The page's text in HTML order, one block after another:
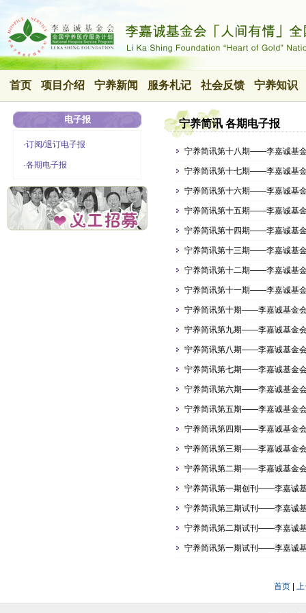
首页 项目介绍 宁养新闻 服务札记 社会反馈 宁养知识
电子报
·订阅/退订电子报
·各期电子报
宁养简讯 各期电子报
宁养简讯第十八期——李嘉诚基
宁养简讯第十七期——李嘉诚基
宁养简讯第十六期——李嘉诚基
宁养简讯第十五期——李嘉诚基
宁养简讯第十四期——李嘉诚基
宁养简讯第十三期——李嘉诚基
宁养简讯第十二期——李嘉诚基
宁养简讯第十一期——李嘉诚基
宁养简讯第十期——李嘉诚基金
宁养简讯第九期——李嘉诚基金
宁养简讯第八期——李嘉诚基金
宁养简讯第七期——李嘉诚基金
宁养简讯第六期——李嘉诚基金
宁养简讯第五期——李嘉诚基金
宁养简讯第四期——李嘉诚基金
宁养简讯第三期——李嘉诚基金
宁养简讯第二期——李嘉诚基金
宁养简讯第一期创刊——李嘉诚
宁养简讯第三期试刊——李嘉诚
宁养简讯第二期试刊——李嘉诚
宁养简讯第一期试刊——李嘉诚
首页| 上